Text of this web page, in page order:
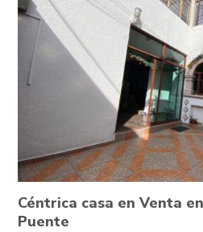
Céntrica casa en Venta
Puente